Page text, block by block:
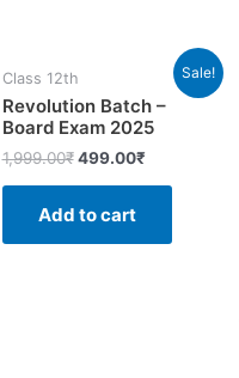
Sale!
Class 12th
Revolution Batch –
Board Exam 2025
1,999.00₹ 499.00₹
Add to cart